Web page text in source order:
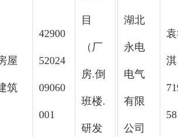
屋
筑
42900
52024
09060
001
目
（厂
房.倒
班楼.
研发
湖北
永电
电气
有限
公司